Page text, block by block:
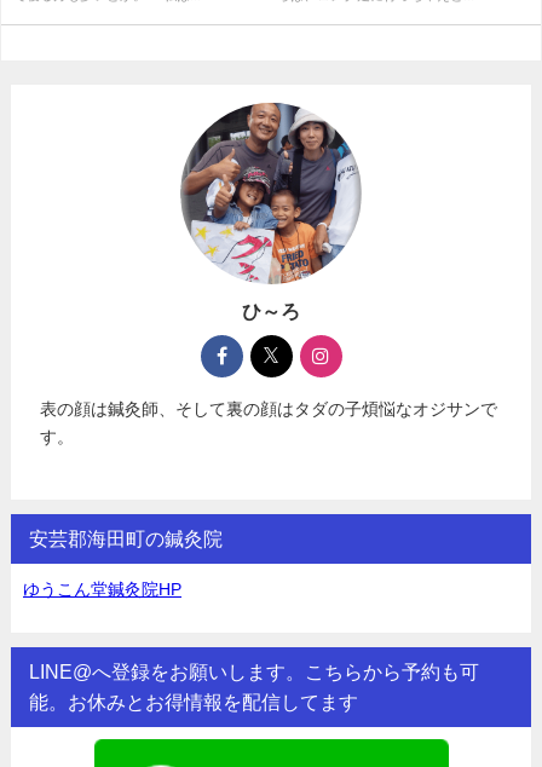
ひ～ろ
表の顔は鍼灸師、そして裏の顔はタダの子煩悩なオジサンで
す。
安芸郡海田町の鍼灸院
ゆうこん堂鍼灸院HP
LINE@へ登録をお願いします。こちらから予約も可
能。お休みとお得情報を配信してます